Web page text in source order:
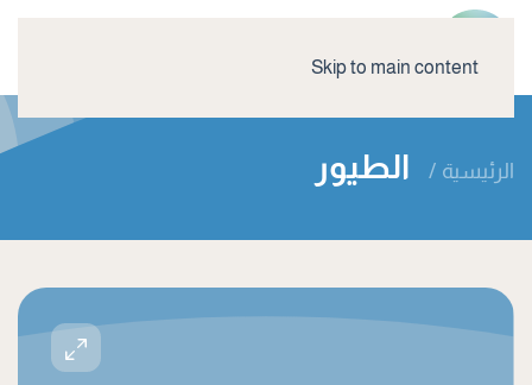
Skip to main content
الرئيسية الطيور